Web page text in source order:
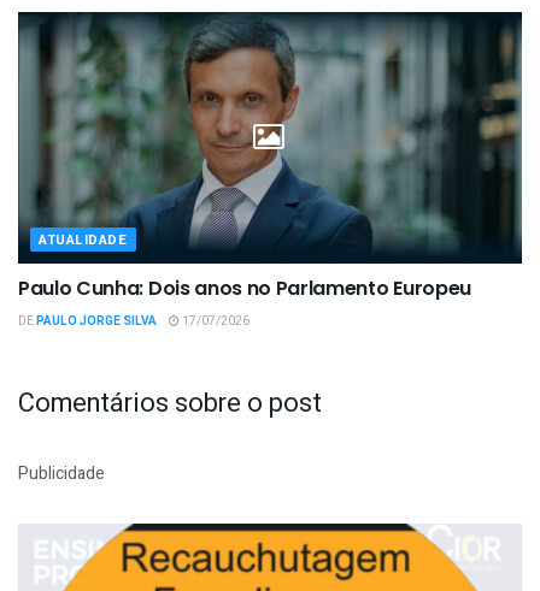
ATUALIDADE
Paulo Cunha: Dois anos no Parlamento Europeu
DEPAULO JORGE SILVA 17/07/2026
Comentários sobre o post
Publicidade